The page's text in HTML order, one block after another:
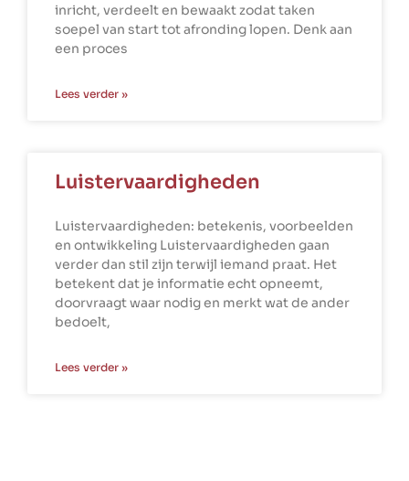
inricht, verdeelt en bewaakt zodat taken
soepel van start tot afronding lopen. Denk aan
een proces
Lees verder »
Luistervaardigheden
Luistervaardigheden: betekenis, voorbeelden
en ontwikkeling Luistervaardigheden gaan
verder dan stil zijn terwijl iemand praat. Het
betekent dat je informatie echt opneemt,
doorvraagt waar nodig en merkt wat de ander
bedoelt,
Lees verder »